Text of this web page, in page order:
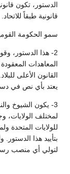
الدستور، تكون
قانونية طبقاً للاتحاد.
سمو الحكومة
2- هذا الدستور،
المعاهدات
القانون الأعلى
يعتد بأي نص في
3- يكون الشيوخ
لمختلف الولايات،
للولايات المتحدة
بتأييد هذا
لتولي أي منصب